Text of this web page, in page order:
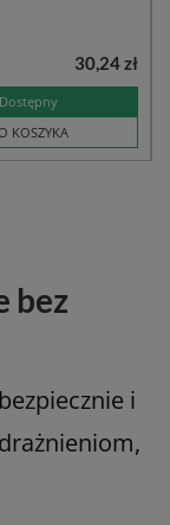
Dostępny
KOSZYKA
30,24 zł
bez
i